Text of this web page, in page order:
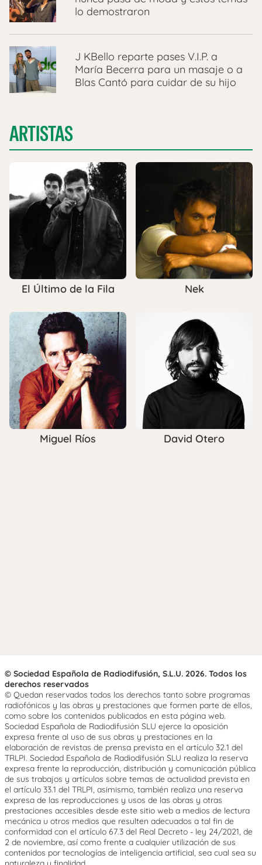
lo demostraron
J KBello reparte pases V.I.P. a
María Becerra para un masaje o a
Blas Cantó para cuidar de su hijo
ARTISTAS
El Último de la Fila Nek
Miguel Ríos David Otero
© Sociedad Española de Radiodifusión, S.L.U. 2026. Todos los
derechos reservados
© Quedan reservados todos los derechos tanto sobre programas
radiofónicos y las obras y prestaciones que formen parte de ellos,
como sobre los contenidos publicados en esta página web.
Sociedad Española de Radiodifusión SLU ejerce la oposición
expresa frente al uso de sus obras y prestaciones en la
elaboración de revistas de prensa prevista en el artículo 32.1 del
TRLPI. Sociedad Española de Radiodifusión SLU realiza la reserva
expresa frente la reproducción, distribución y comunicación pública
de sus trabajos y artículos sobre temas de actualidad prevista en
el artículo 33.1 del TRLPI, asimismo, también realiza una reserva
expresa de las reproducciones y usos de las obras y otras
prestaciones accesibles desde este sitio web a medios de lectura
mecánica u otros medios que resulten adecuados a tal fin de
conformidad con el artículo 67.3 del Real Decreto - ley 24/2021, de
2 de noviembre, así como frente a cualquier utilización de sus
contenidos por tecnologías de inteligencia artificial, sea cual sea su